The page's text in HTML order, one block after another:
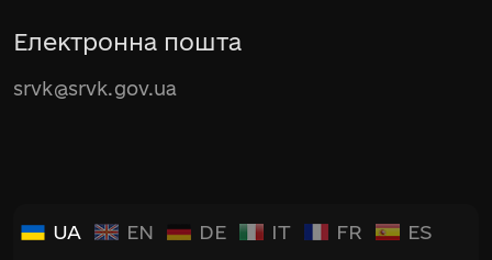
Електронна пошта
srvk@srvk.gov.ua
UA EN DE IT FR ES